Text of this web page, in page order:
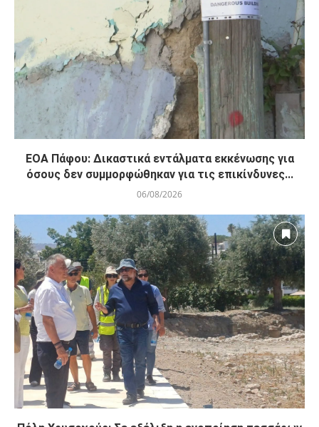
ΕΟΑ Πάφου: Δικαστικά εντάλματα εκκένωσης για
όσους δεν συμμορφώθηκαν για τις επικίνδυνες...
06/08/2026